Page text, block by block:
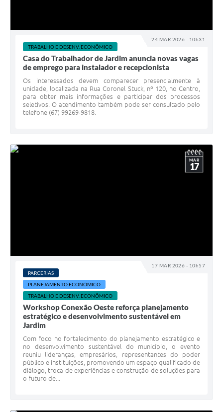
24 MAR 2026 - 10h31
TRABALHO E DESENV. ECONÔMICO
Casa do Trabalhador de Jardim anuncia novas vagas
de emprego para instalador e recepcionista
Os interessados devem comparecer presencialmente à
unidade, localizada na Rua Coronel Stuck, nº 120, no Centro,
para obter mais informações e participar dos processos
seletivos. O atendimento também pode ser consultado pelo
telefone (67) 99269-9818.
17 MAR 2026 - 10h57
MAR
17
PARCERIAS
PLANEJAMENTO ECONÔMICO
TRABALHO E DESENV. ECONÔMICO
Workshop Conexão Oeste reforça planejamento
estratégico e desenvolvimento sustentável em
Jardim
Com foco no fortalecimento do planejamento estratégico e
no desenvolvimento sustentável do município, o evento
reuniu lideranças, empresários, representantes do poder
público e instituições, promovendo um espaço qualificado de
diálogo, troca de experiências e construção de soluções para
o futuro de...